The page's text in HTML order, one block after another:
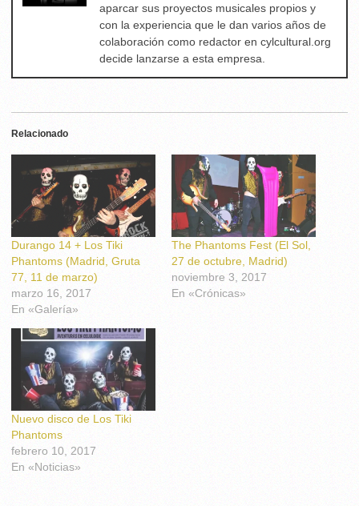
aparcar sus proyectos musicales propios y
con la experiencia que le dan varios años de
colaboración como redactor en cylcultural.org
decide lanzarse a esta empresa.
Relacionado
Durango 14 + Los Tiki
Phantoms (Madrid, Gruta
77, 11 de marzo)
marzo 16, 2017
En «Galería»
The Phantoms Fest (El Sol,
27 de octubre, Madrid)
noviembre 3, 2017
En «Crónicas»
Nuevo disco de Los Tiki
Phantoms
febrero 10, 2017
En «Noticias»